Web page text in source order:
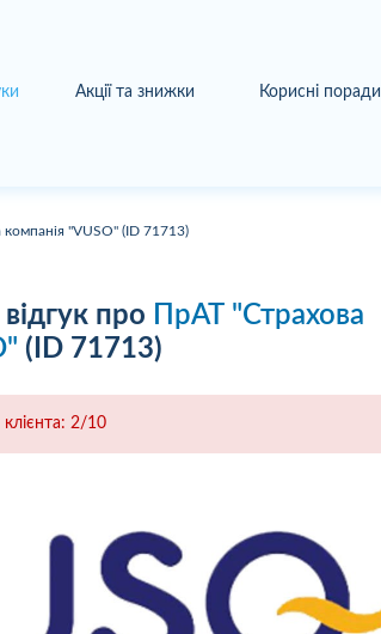
Акції та знижки Корисні поради
"VUSO" (ID 71713)
про
ПрАТ "Страхова
(ID 71713)
клієнта: 2/10